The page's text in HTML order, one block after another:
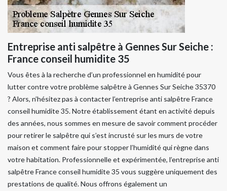
Entreprise anti salpêtre à Gennes Sur Seiche :
France conseil humidite 35
Vous êtes à la recherche d’un professionnel en humidité pour
lutter contre votre problème salpêtre à Gennes Sur Seiche 35370
? Alors, n’hésitez pas à contacter l’entreprise anti salpêtre France
conseil humidite 35. Notre établissement étant en activité depuis
des années, nous sommes en mesure de savoir comment procéder
pour retirer le salpêtre qui s’est incrusté sur les murs de votre
maison et comment faire pour stopper l’humidité qui règne dans
votre habitation. Professionnelle et expérimentée, l’entreprise anti
salpêtre France conseil humidite 35 vous suggère uniquement des
prestations de qualité. Nous offrons également un